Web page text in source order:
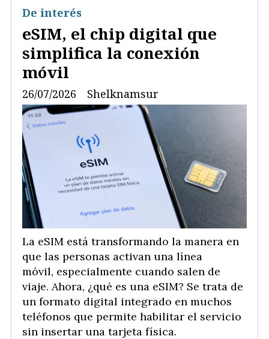
eSIM, el chip digital que
simplifica la conexión
móvil
Shelknamsur
De interés
26/07/2026
La eSIM está transformando la manera en
que las personas activan una línea
móvil, especialmente cuando salen de
viaje. Ahora, ¿qué es una eSIM? Se trata de
un formato digital integrado en muchos
teléfonos que permite habilitar el servicio
sin insertar una tarjeta física.